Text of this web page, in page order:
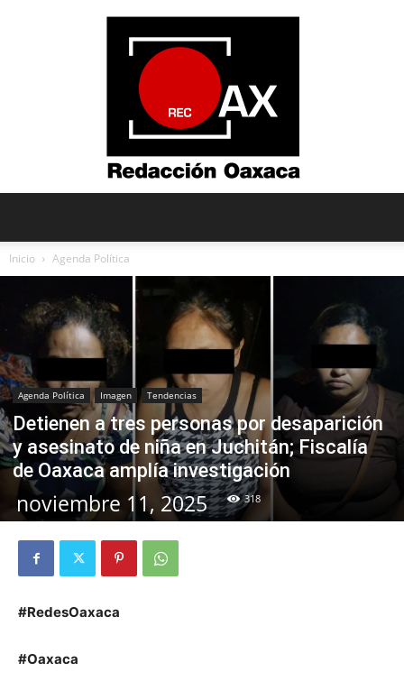
Oaxaca
Inicio Agenda Política
Agenda Política Imagen Tendencias
Detienen a tres personas por desaparición
y asesinato de niña en Juchitán; Fiscalía
de Oaxaca amplía investigación
noviembre 11, 2025 318
#RedesOaxaca
#Oaxaca